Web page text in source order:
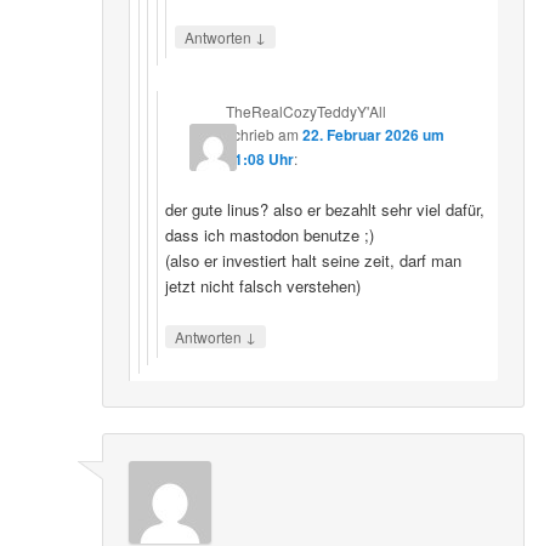
Antworten ↓
TheRealCozyTeddyY'All
schriebam22. Februar 2026 um
21:08 Uhr:
der gute linus? also er bezahlt sehr viel dafür,
dass ich mastodon benutze ;)
(also er investiert halt seine zeit, darf man
jetzt nicht falsch verstehen)
Antworten ↓